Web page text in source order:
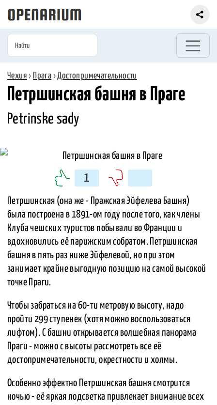
Чехия › Прага ›Достопримечательности
Петршинская башня в Праге
Petrinske sady
1
Петршинская (она же - Пражская Эйфелева Башня)
была построена в 1891-ом году после того, как члены
Клуба чешских туристов побывали во Франции и
вдохновились её парижским собратом. Петршинская
башня в пять раз ниже Эйфелевой, но при этом
занимает крайне выгодную позицию на самой высокой
точке Праги.
Чтобы забраться на 60-ти метровую высоту, надо
пройти 299 ступенек (хотя можно воспользоваться
лифтом). С башни открывается волшебная панорама
Праги - можно с высоты рассмотреть все её
достопримечательности, окрестности и холмы.
Особенно эффектно Петршинская башня смотрится
ночью - её яркая подсветка привлекает внимание всех